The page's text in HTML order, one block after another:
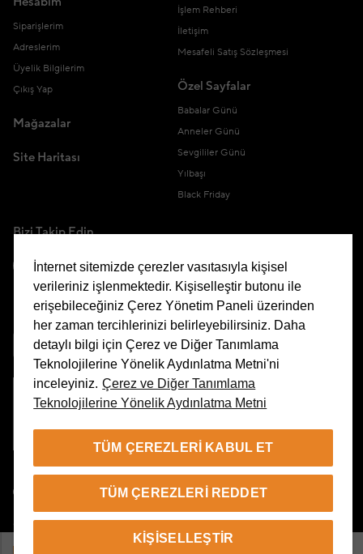
Siparişlerim
Adreslerim
Üyelik Bilgilerim
Çıkış Yap
Mağazalar
Site Haritası
İşlem Rehberi
İletişim
Mesafeli Satış Sözleşmesi
Özel Sayfalar
Babalar Günü
Anneler Günü
Sevgililer Günü
Yılbaşı
Black Friday
Bizi Takip Edin
Uygulamamızı İndirin
© 2026 Beymen Tüm Hakları Saklıdır
İnternet sitemizde çerezler vasıtasıyla kişisel
verileriniz işlenmektedir. Kişiselleştir butonu ile
erişebileceğiniz Çerez Yönetim Paneli üzerinden
her zaman tercihlerinizi belirleyebilirsiniz. Daha
detaylı bilgi için Çerez ve Diğer Tanımlama
Teknolojilerine Yönelik Aydınlatma Metni'ni
inceleyiniz. Çerez ve Diğer Tanımlama
Teknolojilerine Yönelik Aydınlatma Metni
TÜM ÇEREZLERI KABUL ET
TÜM ÇEREZLERI REDDET
KIŞISELLEŞTIR